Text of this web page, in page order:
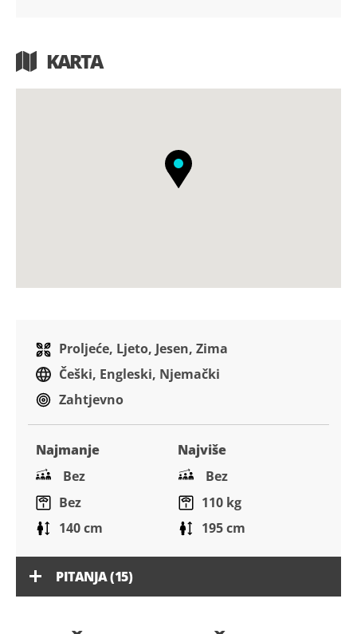
KARTA
Proljeće, Ljeto, Jesen, Zima
Češki, Engleski, Njemački
Zahtjevno
Najmanje
Najviše
Bez
Bez
Bez
110 kg
140 cm
195 cm
PITANJA (15)